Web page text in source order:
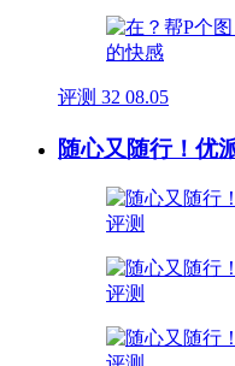
评测 32 08.05
随心又随行！优